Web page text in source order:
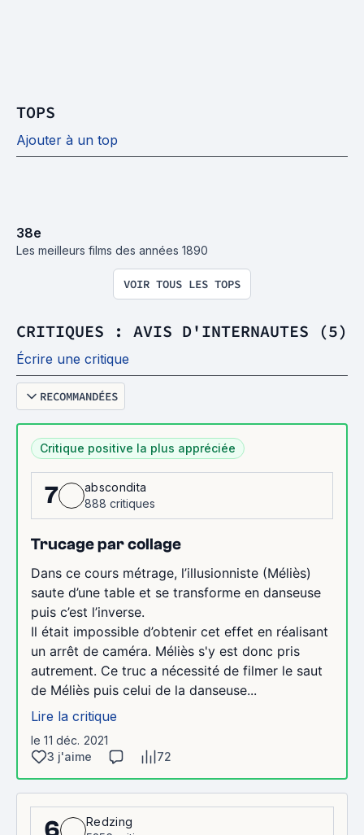
TOPS
Ajouter à un top
38e
Les meilleurs films des années 1890
VOIR TOUS LES TOPS
CRITIQUES : AVIS D'INTERNAUTES (5)
Écrire une critique
RECOMMANDÉES
Critique positive la plus appréciée
7
abscondita
888 critiques
Trucage par collage
Dans ce cours métrage, l’illusionniste (Méliès)
saute d’une table et se transforme en danseuse
puis c’est l’inverse.
Il était impossible d’obtenir cet effet en réalisant
un arrêt de caméra. Méliès s'y est donc pris
autrement. Ce truc a nécessité de filmer le saut
de Méliès puis celui de la danseuse...
Lire la critique
le 11 déc. 2021
3 j'aime
72
6
Redzing